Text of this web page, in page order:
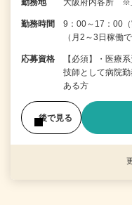
勤務地 大阪府内各所 ※
勤務時間
9：00～17：00
（月2～3日稼働
応募資格
【必須】・医療
技師として病院
ある方
後で見る